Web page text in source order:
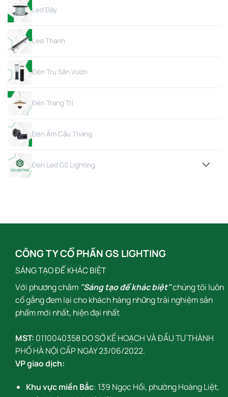
Led Dây
Led Thanh
Đèn Trụ Sân Vườn
Đèn Trang Trí
Đèn Âm Cầu Thang
Đèn Led GS Lighting
CÔNG TY CỔ PHẦN GS LIGHTING
SÁNG TẠO ĐỂ KHÁC BIỆT
Với phương châm "Sáng tạo để khác biệt"chúng tôi luôn
cố gắng đem lại cho khách hàng những trải nghiệm sản
phẩm mới nhất, hiện đại nhất
MST: 0110040358 DO SỞ KẾ HOẠCH VÀ ĐẦU TƯ THÀNH
PHỐ HÀ NỘI CẤP NGÀY 23/06/2022.
VP giao dịch:
Khu vực miền Bắc: 139 Ngọc Hồi, phường Hoàng Liệt,